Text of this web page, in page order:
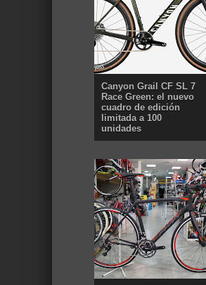
Canyon Grail CF SL 7
Race Green: el nuevo
cuadro de edición
limitada a 100
unidades